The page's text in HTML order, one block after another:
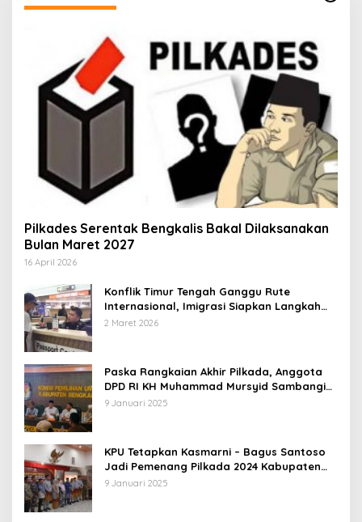
Pilkades Serentak Bengkalis Bakal Dilaksanakan
Bulan Maret 2027
16 April 2026
Konflik Timur Tengah Ganggu Rute
Internasional, Imigrasi Siapkan Langkah
Antisipatif
2 Maret 2026
Paska Rangkaian Akhir Pilkada, Anggota
DPD RI KH Muhammad Mursyid Sambangi
KPU Bengkalis
9 Januari 2025
KPU Tetapkan Kasmarni – Bagus Santoso
Jadi Pemenang Pilkada 2024 Kabupaten
Bengkalis
9 Januari 2025